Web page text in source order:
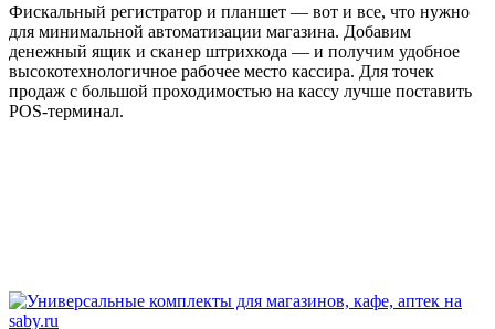
Фискальный регистратор и планшет — вот и все, что нужно
для минимальной автоматизации магазина. Добавим
денежный ящик и сканер штрихкода — и получим удобное
высокотехнологичное рабочее место кассира. Для точек
продаж с большой проходимостью на кассу лучше поставить
POS-терминал.